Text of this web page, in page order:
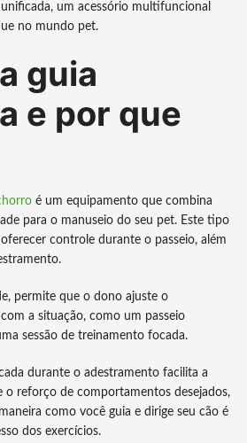
um acessório multifuncional
no mundo pet.
guia
e por que
é um equipamento que combina
para o manuseio do seu pet. Este tipo
controle durante o passeio, além
permite que o dono ajuste o
a situação, como um passeio
sessão de treinamento focada.
durante o adestramento facilita a
o reforço de comportamentos desejados,
como você guia e dirige seu cão é
dos exercícios.